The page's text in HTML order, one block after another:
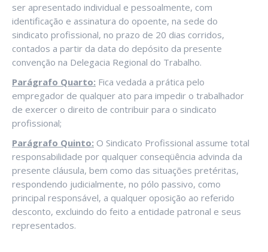
ser apresentado individual e pessoalmente, com
identificação e assinatura do opoente, na sede do
sindicato profissional, no prazo de 20 dias corridos,
contados a partir da data do depósito da presente
convenção na Delegacia Regional do Trabalho.
Parágrafo Quarto: Fica vedada a prática pelo
empregador de qualquer ato para impedir o trabalhador
de exercer o direito de contribuir para o sindicato
profissional;
Parágrafo Quinto: O Sindicato Profissional assume total
responsabilidade por qualquer conseqüência advinda da
presente cláusula, bem como das situações pretéritas,
respondendo judicialmente, no pólo passivo, como
principal responsável, a qualquer oposição ao referido
desconto, excluindo do feito a entidade patronal e seus
representados.